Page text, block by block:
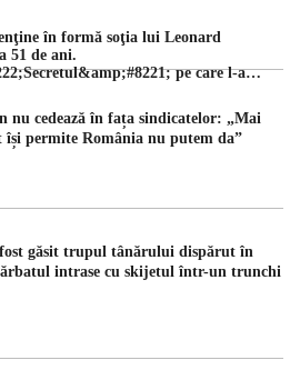
în formă soţia lui Leonard
51 de ani.
pe care l-a
nu cedează în fața sindicatelor: „Mai
își permite România nu putem da”
găsit trupul tânărului dispărut în
intrase cu skijetul într-un trunchi